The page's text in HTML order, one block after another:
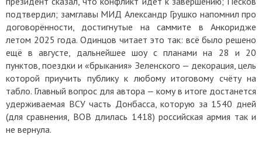
подтвердил; замглавы МИД Александр Грушко напомнил про
договорённости, достигнутые на саммите в Анкоридже
летом 2025 года. Одинцов читает это так: всё было решено
ещё в августе, дальнейшее шоу с планами на 28 и 20
пунктов, поездки и «брыкания» Зеленского — декорация, цель
которой приучить публику к любому итоговому счёту на
табло. Главный вопрос для автора — кому в итоге достанется
удерживаемая ВСУ часть Донбасса, которую за 1540 дней
(для сравнения, ВОВ длилась 1418) российская армия так и
не вернула.